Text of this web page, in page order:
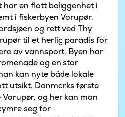
har en flott beliggenhet i
i fiskerbyen Vorupør.
og rett ved Thy
til et herlig paradis for
av vannsport. Byen har
og en stor
kan nyte både lokale
utsikt. Danmarks første
og her kan man
seg for